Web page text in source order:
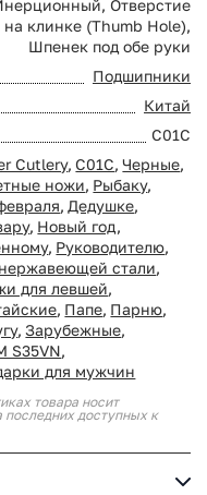
Отверстие
на клинке (Thumb Hole),
Шпенек под обе руки
Подшипники
Китай
C01C
Cutlery, C01C, Черные,
ножи, Рыбаку,
, Дедушке,
, Новый год,
, Руководителю,
стали,
для левшей,
, Папе, Парню,
, Зарубежные,
S35VN,
для мужчин
товара носит
последних доступных к